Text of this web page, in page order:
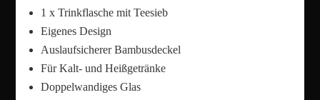
1 x Trinkflasche mit Teesieb
Eigenes Design
Auslaufsicherer Bambusdeckel
Für Kalt- und Heißgetränke
Doppelwandiges Glas